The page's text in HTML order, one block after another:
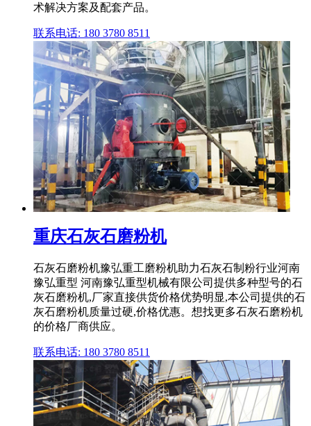
术解决方案及配套产品。
联系电话: 180 3780 8511
重庆石灰石磨粉机
石灰石磨粉机豫弘重工磨粉机助力石灰石制粉行业河南
豫弘重型 河南豫弘重型机械有限公司提供多种型号的石
灰石磨粉机,厂家直接供货价格优势明显,本公司提供的石
灰石磨粉机质量过硬,价格优惠。想找更多石灰石磨粉机
的价格厂商供应。
联系电话: 180 3780 8511